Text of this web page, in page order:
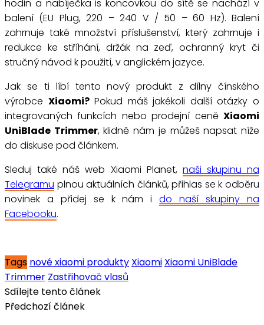
hodin a nabíječka is koncovkou do sítě se nachází v
balení (EU Plug, 220 – 240 V / 50 – 60 Hz). Balení
zahrnuje také množství příslušenství, který zahrnuje i
redukce ke stříhání, držák na zeď, ochranný kryt či
stručný návod k použití, v anglickém jazyce.
Jak se ti líbí tento nový produkt z dílny čínského
výrobce Xiaomi?Pokud máš jakékoli další otázky o
integrovaných funkcích nebo prodejní ceně Xiaomi
UniBlade Trimmer, klidně nám je můžeš napsat níže
do diskuse pod článkem.
Sleduj také náš web Xiaomi Planet, naši skupinu na
Telegramu plnou aktuálních článků, přihlas se k odběru
novinek a přidej se k nám ido naší skupiny na
Facebooku.
Tags nové xiaomi produkty Xiaomi Xiaomi UniBlade
Trimmer Zastřihovač vlasů
Sdílejte tento článek
Předchozí článek